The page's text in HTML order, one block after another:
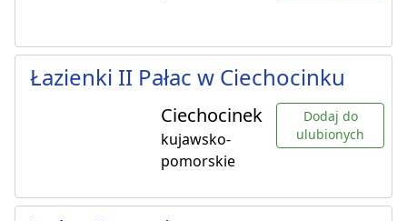
Łazienki II Pałac w Ciechocinku
Ciechocinek
kujawsko-
pomorskie
Dodaj do
ulubionych